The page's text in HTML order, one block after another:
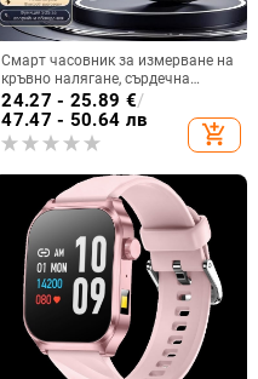
Смарт часовник за измерване на
кръвно налягане, сърдечна
честота и кислород в кръвта, NFC
плащания и мониторинг на съня
24.27 - 25.89 €/
47.47 - 50.64 лв
add_shopping_cart